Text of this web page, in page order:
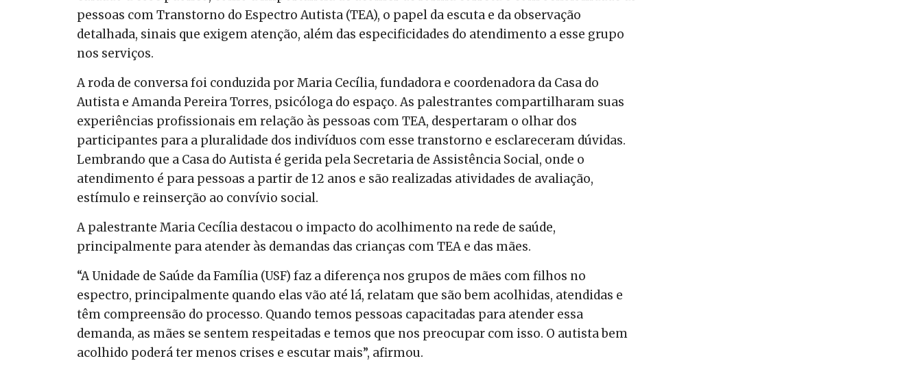
pessoas com Transtorno do Espectro Autista (TEA), o papel da escuta e da observação
detalhada, sinais que exigem atenção, além das especificidades do atendimento a esse grupo
nos serviços.
A roda de conversa foi conduzida por Maria Cecília, fundadora e coordenadora da Casa do
Autista e Amanda Pereira Torres, psicóloga do espaço. As palestrantes compartilharam suas
experiências profissionais em relação às pessoas com TEA, despertaram o olhar dos
participantes para a pluralidade dos indivíduos com esse transtorno e esclareceram dúvidas.
Lembrando que a Casa do Autista é gerida pela Secretaria de Assistência Social, onde o
atendimento é para pessoas a partir de 12 anos e são realizadas atividades de avaliação,
estímulo e reinserção ao convívio social.
A palestrante Maria Cecília destacou o impacto do acolhimento na rede de saúde,
principalmente para atender às demandas das crianças com TEA e das mães.
“A Unidade de Saúde da Família (USF) faz a diferença nos grupos de mães com filhos no
espectro, principalmente quando elas vão até lá, relatam que são bem acolhidas, atendidas e
têm compreensão do processo. Quando temos pessoas capacitadas para atender essa
demanda, as mães se sentem respeitadas e temos que nos preocupar com isso. O autista bem
acolhido poderá ter menos crises e escutar mais”, afirmou.